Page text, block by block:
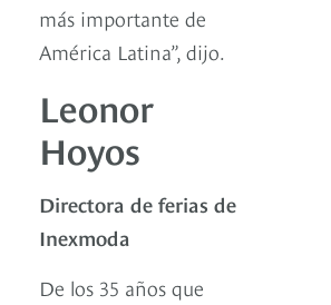
más importante de
América Latina”, dijo.
Leonor
Hoyos
Directora de ferias de
Inexmoda
De los 35 años que